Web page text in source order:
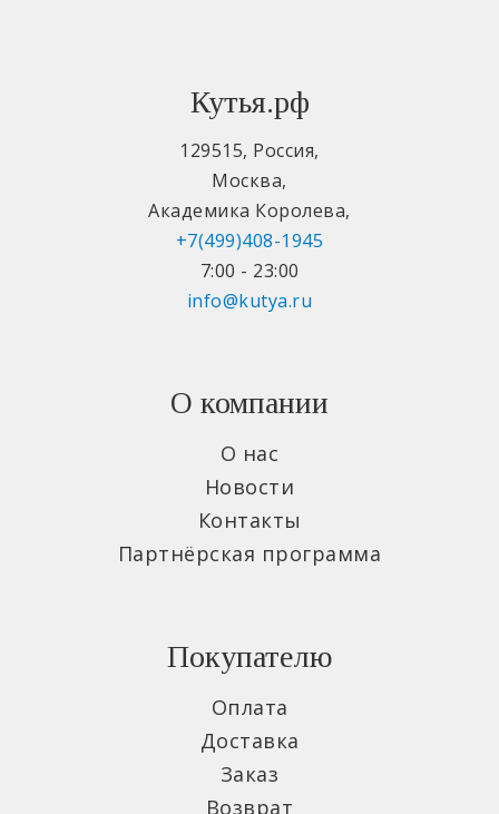
Кутья.рф
129515, Россия,
Москва,
Академика Королева,
+7(499)408-1945
7:00 - 23:00
info@kutya.ru
О компании
О нас
Новости
Контакты
Партнёрская программа
Покупателю
Оплата
Доставка
Заказ
Возврат